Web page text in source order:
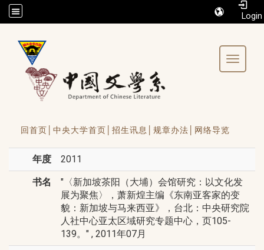
/accesskey"" title="Toolbar">:::
Toggle
回首页│ 中央大学首页│ 招生讯息│ 规章办法│ 网络导览
年度 2011
书名
"〈新加坡茶阳（大埔）会馆研究：以文化发
展为聚焦〉，萧新煌主编《东南亚客家的变
貌：新加坡与马来西亚》，台北：中央研究院
人社中心亚太区域研究专题中心，页105-
139。" , 2011年07月